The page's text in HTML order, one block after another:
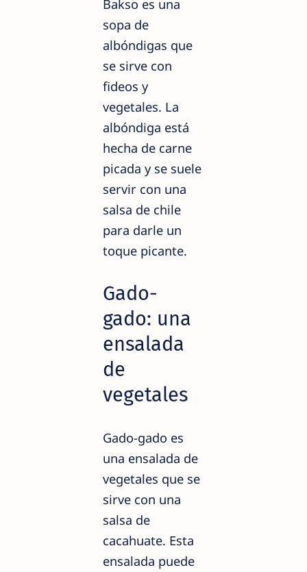
Bakso es una
sopa de
albóndigas que
se sirve con
fideos y
vegetales. La
albóndiga está
hecha de carne
picada y se suele
servir con una
salsa de chile
para darle un
toque picante.
Gado-
gado: una
ensalada
de
vegetales
Gado-gado es
una ensalada de
vegetales que se
sirve con una
salsa de
cacahuate. Esta
ensalada puede